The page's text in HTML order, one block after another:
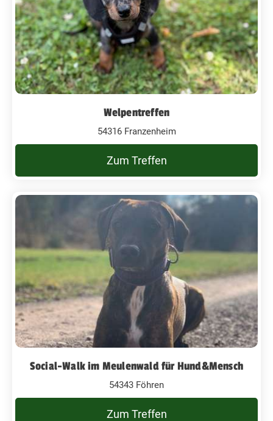
Welpentreffen
54316 Franzenheim
Zum Treffen
Social-Walk im Meulenwald für Hund&Mensch
54343 Föhren
Zum Treffen